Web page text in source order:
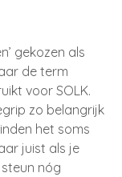
gekozen als
de term
voor SOLK.
zo belangrijk
het soms
juist als je
nóg